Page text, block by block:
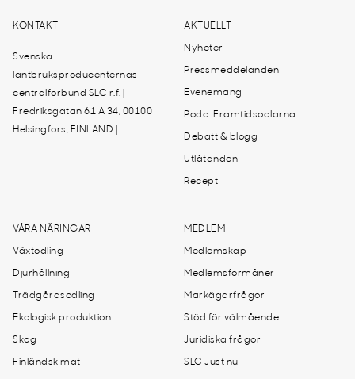
KONTAKT
Svenska
lantbruksproducenternas
centralförbund SLC r.f. |
Fredriksgatan 61 A 34, 00100
Helsingfors, FINLAND |
AKTUELLT
Nyheter
Pressmeddelanden
Evenemang
Podd: Framtidsodlarna
Debatt & blogg
Utlåtanden
Recept
VÅRA NÄRINGAR
Växtodling
Djurhållning
Trädgårdsodling
Ekologisk produktion
Skog
Finländsk mat
MEDLEM
Medlemskap
Medlemsförmåner
Markägarfrågor
Stöd för välmående
Juridiska frågor
SLC Just nu